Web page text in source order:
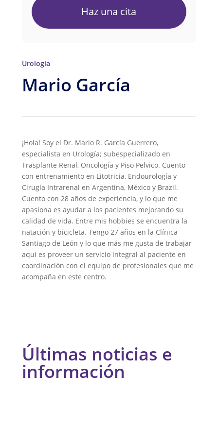
Haz una cita
Urología
Mario García
¡Hola! Soy el Dr. Mario R. García Guerrero,
especialista en Urología; subespecializado en
Trasplante Renal, Oncología y Piso Pelvico. Cuento
con entrenamiento en Litotricia, Endourología y
Cirugía Intrarenal en Argentina, México y Brazil.
Cuento con 28 años de experiencia, y lo que me
apasiona es ayudar a los pacientes mejorando su
calidad de vida. Entre mis hobbies se encuentra la
natación y bicicleta. Tengo 27 años en la Clínica
Santiago de León y lo que más me gusta de trabajar
aquí es proveer un servicio integral al paciente en
coordinación con el equipo de profesionales que me
acompaña en este centro.
Últimas noticias e
información